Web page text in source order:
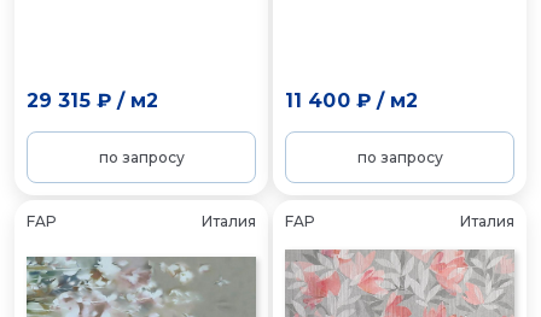
29 315 ₽/ м2
по запросу
11 400 ₽/ м2
по запросу
FAP Италия FAP Италия